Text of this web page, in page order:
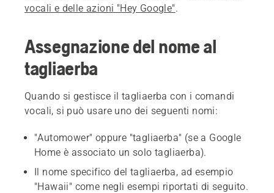
vocali e delle azioni "Hey Google".
Assegnazione del nome al
tagliaerba
Quando si gestisce il tagliaerba con i comandi
vocali, si può usare uno dei seguenti nomi:
"Automower" oppure "tagliaerba" (se a Google
Home è associato un solo tagliaerba).
Il nome specifico del tagliaerba, ad esempio
"Hawaii" come negli esempi riportati di seguito.